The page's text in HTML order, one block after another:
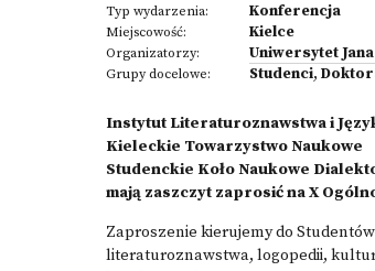
Typ wydarzenia: Konferencja
Miejscowość: Kielce
Organizatorzy: Uniwersytet
Grupy docelowe: Studenci,
Instytut Literaturoznawstwa i
Kieleckie Towarzystwo Naukowe
Studenckie Koło Naukowe
mają zaszczyt zaprosić na X
Zaproszenie kierujemy do
literaturoznawstwa, logopedii,